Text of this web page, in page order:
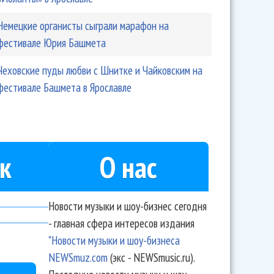
органисты сыграли марафон на
Юрия Башмета
пуды любви с Шнитке и Чайковским на
Башмета в Ярославле
О нас
Новости музыки и шоу-бизнес сегодня
- главная сфера интересов издания
"Новости музыки и шоу-бизнеса
NEWSmuz.com(экс - NEWSmusic.ru).